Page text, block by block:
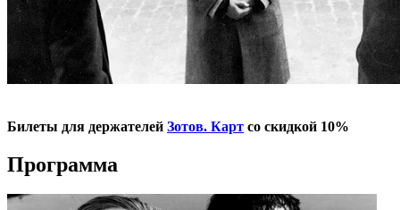
Билеты для держателей Зотов. Карт со скидкой 10%
Программа